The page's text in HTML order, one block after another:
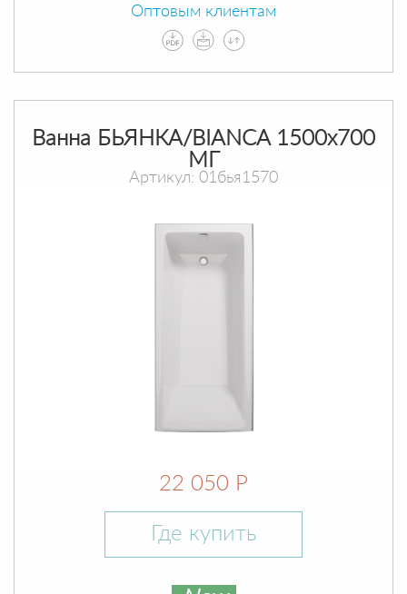
Оптовым клиентам
Ванна БЬЯНКА/BIANCA 1500х700
МГ
Артикул: 01бья1570
22 050 Р
Где купить